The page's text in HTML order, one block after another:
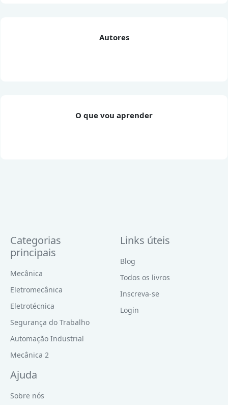
Autores
O que vou aprender
Categorias
principais
Mecânica
Eletromecânica
Eletrotécnica
Segurança do Trabalho
Automação Industrial
Mecânica 2
Links úteis
Blog
Todos os livros
Inscreva-se
Login
Ajuda
Sobre nós